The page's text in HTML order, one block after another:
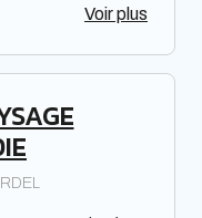
Elle
LOCATIONS
expérience
Voir plus